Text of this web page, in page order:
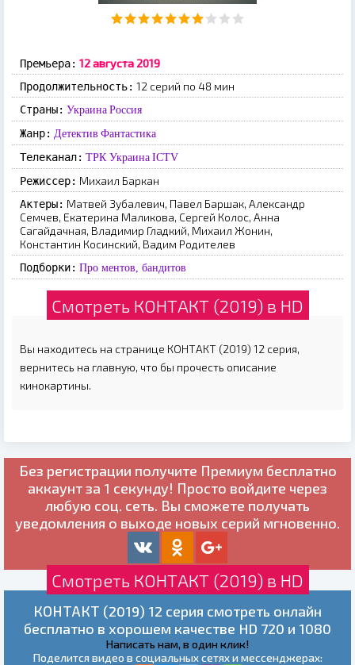
Премьера: 12 августа 2019
Продолжительность: 12 серий по 48 мин
Страны: Украина Россия
Жанр: Детектив Фантастика
Телеканал: ТРК Украина ICTV
Режиссер: Михаил Баркан
Актеры: Матвей Зубалевич, Павел Баршак, Александр
Семчев, Екатерина Маликова, Сергей Колос, Анна
Сагайдачная, Владимир Гладкий, Михаил Жонин,
Константин Косинский, Вадим Родителев
Подборки: Про ментов, бандитов
Смотреть КОНТАКТ (2019) в HD
Вы находитесь на странице КОНТАКТ (2019) 12 серия,
вернитесь на главную, что бы прочесть описание
кинокартины.
Без регистрации получите Премиум бесплатно
аккаунт за 1 секунду! Просто войдите через
любую соц. сеть. Вы сможете получать
уведомления о выходе новых серий мгновенно.
Смотреть КОНТАКТ (2019) в HD
КОНТАКТ (2019) 12 серия смотреть онлайн
бесплатно в хорошем качестве HD 720 и 1080
Написать нам, в один клик!
Поделится видео в социальных сетях и мессенджерах: